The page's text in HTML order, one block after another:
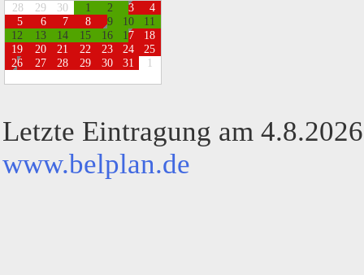
28
29 30 1 2 3
4
5
6 7 8 9 10 11
12 13 14 15 16 17 18
19 20 21 22 23 24 25
26 27 28 29 30 31 1
Letzte Eintragung am
www.belplan.de